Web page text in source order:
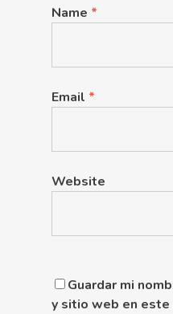
Name *
Email *
Website
Guardar mi
y sitio web en este